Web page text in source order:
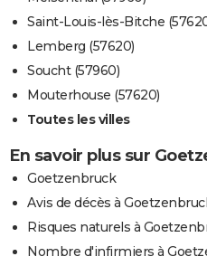
Saint-Louis-lès-Bitche
Lemberg (57620)
Soucht (57960)
Mouterhouse (57620)
Toutes les villes
En savoir plus sur
Goetzenbruck
Avis de décès à
Risques naturels à
Nombre d'infirmiers à